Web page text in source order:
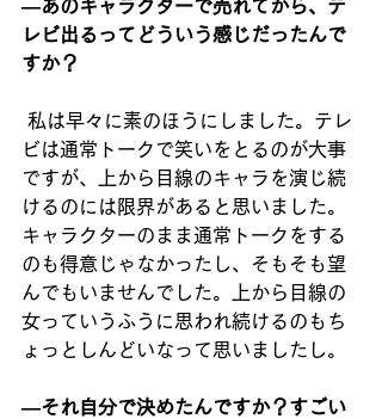
―あのキャラクターで売れてから、テ
レビ出るってどういう感じだったんで
すか？
私は早々に素のほうにしました。テレ
ビは通常トークで笑いをとるのが大事
ですが、上から目線のキャラを演じ続
けるのには限界があると思いました。
キャラクターのまま通常トークをする
のも得意じゃなかったし、そもそも望
んでもいませんでした。上から目線の
女っていうふうに思われ続けるのもち
ょっとしんどいなって思いましたし。
―それ自分で決めたんですか？すごい